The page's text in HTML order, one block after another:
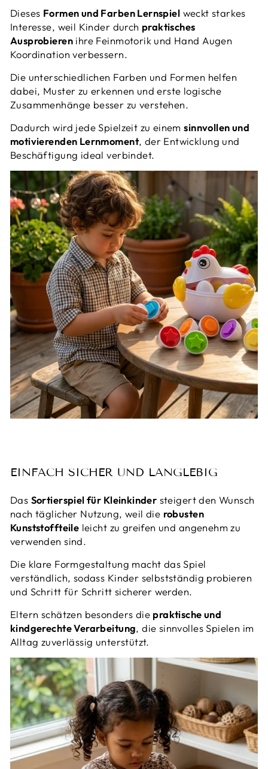
Dieses Formen und Farben Lernspiel weckt starkes
Interesse, weil Kinder durch praktisches
Ausprobierenihre Feinmotorik und Hand Augen
Koordination verbessern.
Die unterschiedlichen Farben und Formen helfen
dabei, Muster zu erkennen und erste logische
Zusammenhänge besser zu verstehen.
Dadurch wird jede Spielzeit zu einemsinnvollen und
motivierenden Lernmoment, der Entwicklung und
Beschäftigung ideal verbindet.
EINFACH SICHER UND LANGLEBIG
Das Sortierspiel für Kleinkinder steigert den Wunsch
nach täglicher Nutzung, weil die robusten
Kunststoffteile leicht zu greifen und angenehm zu
verwenden sind.
Die klare Formgestaltung macht das Spiel
verständlich, sodass Kinder selbstständig probieren
und Schritt für Schritt sicherer werden.
Eltern schätzen besonders die praktische und
kindgerechte Verarbeitung, die sinnvolles Spielen im
Alltag zuverlässig unterstützt.